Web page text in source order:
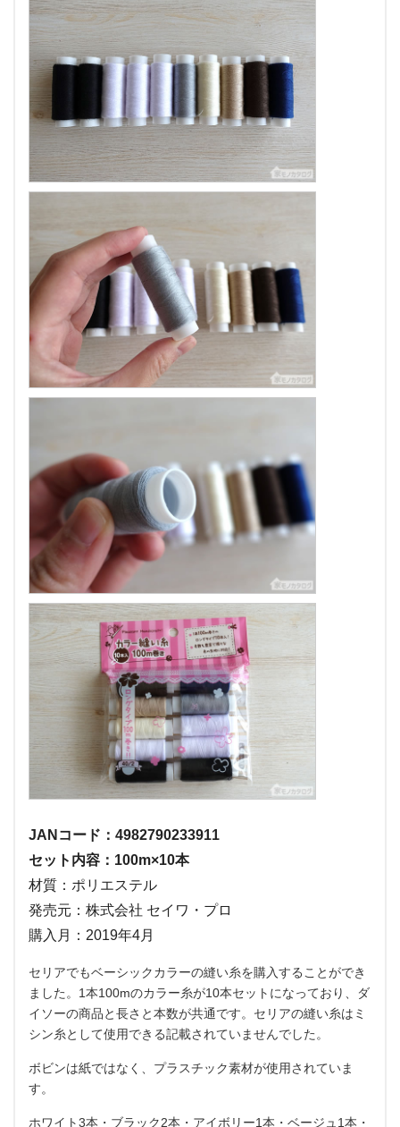
JANコード：4982790233911
セット内容：100m×10本
材質：ポリエステル
発売元：株式会社 セイワ・プロ
購入月：2019年4月
セリアでもベーシックカラーの縫い糸を購入することができ
ました。1本100mのカラー糸が10本セットになっており、ダ
イソーの商品と長さと本数が共通です。セリアの縫い糸はミ
シン糸として使用できる記載されていませんでした。
ボビンは紙ではなく、プラスチック素材が使用されていま
す。
ホワイト3本・ブラック2本・アイボリー1本・ベージュ1本・